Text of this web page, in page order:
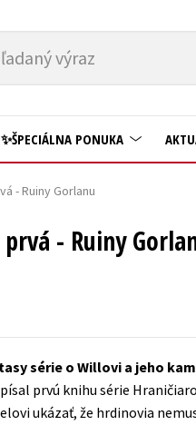
výraz
Krížovky
Ostatné
Počítače
✨ŠPECIÁLNA PONUKA
- Ruiny Gorlanu
- Ruiny
série o Willovi a jeho
prvú knihu série
ukázať, že hrdinovia